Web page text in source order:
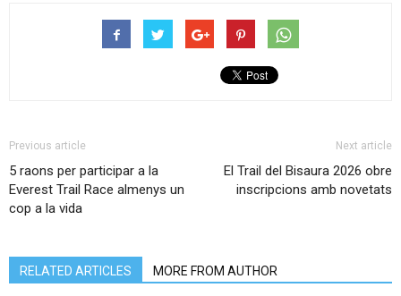
Previous article
5 raons per participar a la
Everest Trail Race almenys un
cop a la vida
Next article
El Trail del Bisaura 2026 obre
inscripcions amb novetats
RELATED ARTICLES MORE FROM AUTHOR